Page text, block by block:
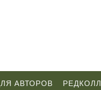
АВТОРОВ